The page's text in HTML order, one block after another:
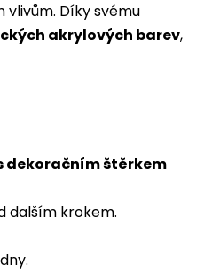
vlivům. Díky svému
akrylových barev,
dekoračním štěrkem
dalším krokem.